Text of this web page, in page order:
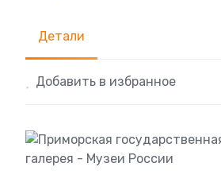
Детали
Добавить в избранное